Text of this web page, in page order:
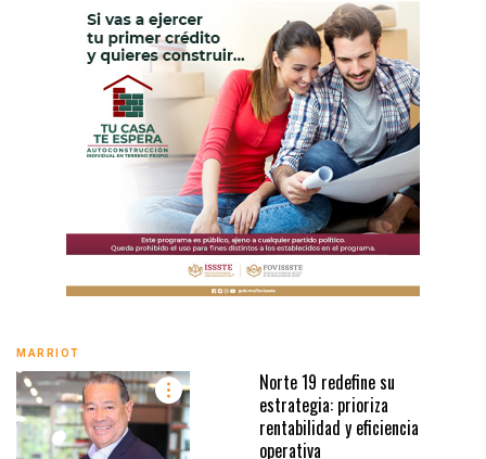
MARRIOT
Norte 19 redefine su
estrategia: prioriza
rentabilidad y eficiencia
operativa